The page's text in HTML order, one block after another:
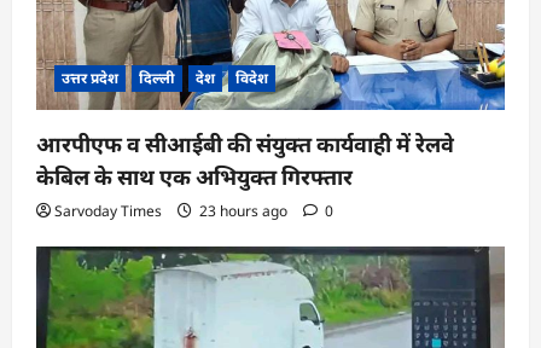
उत्तर प्रदेश दिल्ली देश विदेश
आरपीएफ व सीआईबी की संयुक्त कार्यवाही में रेलवे
केबिल के साथ एक अभियुक्त गिरफ्तार
Sarvoday Times 23 hours ago 0